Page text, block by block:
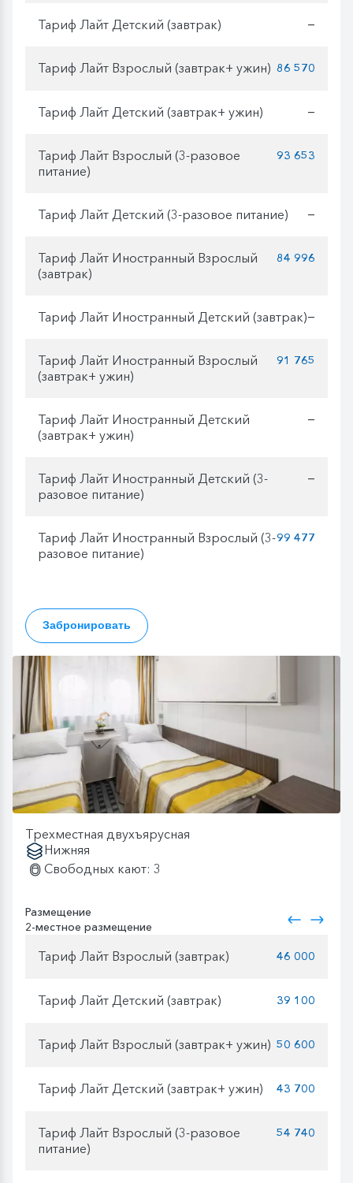
Тариф Лайт Детский (завтрак) —
Тариф Лайт Взрослый (завтрак+ ужин) 86 570
Тариф Лайт Детский (завтрак+ ужин) —
Тариф Лайт Взрослый (3-разовое
питание)
93 653
Тариф Лайт Детский (3-разовое питание) —
Тариф Лайт Иностранный Взрослый
(завтрак)
84 996
Тариф Лайт Иностранный Детский (завтрак)—
Тариф Лайт Иностранный Взрослый
(завтрак+ ужин)
91 765
Тариф Лайт Иностранный Детский
(завтрак+ ужин)
—
Тариф Лайт Иностранный Детский (3-
разовое питание)
—
Тариф Лайт Иностранный Взрослый (3-
разовое питание)
99 477
Забронировать
Трехместная двухъярусная
Нижняя
Свободных кают: 3
Размещение
2-местное размещение
Тариф Лайт Взрослый (завтрак) 46 000
Тариф Лайт Детский (завтрак) 39 100
Тариф Лайт Взрослый (завтрак+ ужин) 50 600
Тариф Лайт Детский (завтрак+ ужин) 43 700
Тариф Лайт Взрослый (3-разовое
питание)
54 740